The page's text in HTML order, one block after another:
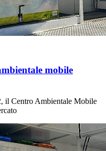
mobile
il Centro Ambientale Mobile